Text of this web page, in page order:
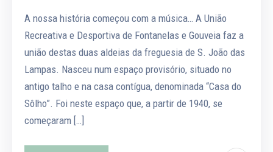
A nossa história começou com a música… A União
Recreativa e Desportiva de Fontanelas e Gouveia faz a
união destas duas aldeias da freguesia de S. João das
Lampas. Nasceu num espaço provisório, situado no
antigo talho e na casa contígua, denominada “Casa do
Sôlho”. Foi neste espaço que, a partir de 1940, se
começaram […]